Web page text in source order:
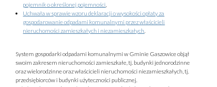
pojemnik o określonej pojemności,
Uchwała w sprawie wzoru deklaracji o wysokości opłaty za
gospodarowanie odpadami komunalnymi przez właścicieli
nieruchomości zamieszkałych i niezamieszkałych.
System gospodarki odpadami komunalnymi w Gminie Gaszowice objął
swoim zakresem nieruchomości zamieszkałe, tj. budynki jednorodzinne
oraz wielorodzinne oraz właścicieli nieruchomości niezamieszkałych, tj.
przedsiębiorców i budynki użyteczności publicznej.